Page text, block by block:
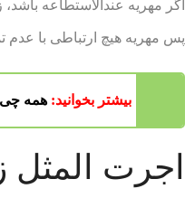
اگر مهریه عندالاستطاعه
پس مهریه هیچ ارتباطی با عدم
بیشتر بخوانید: همه چی
اجرت المثل